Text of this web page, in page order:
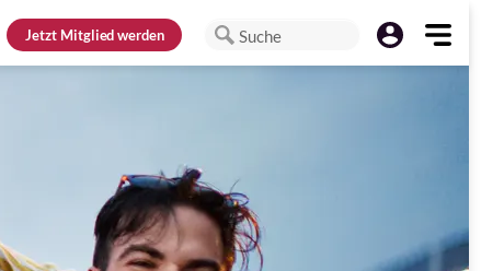
JetztMitglied werden Suche